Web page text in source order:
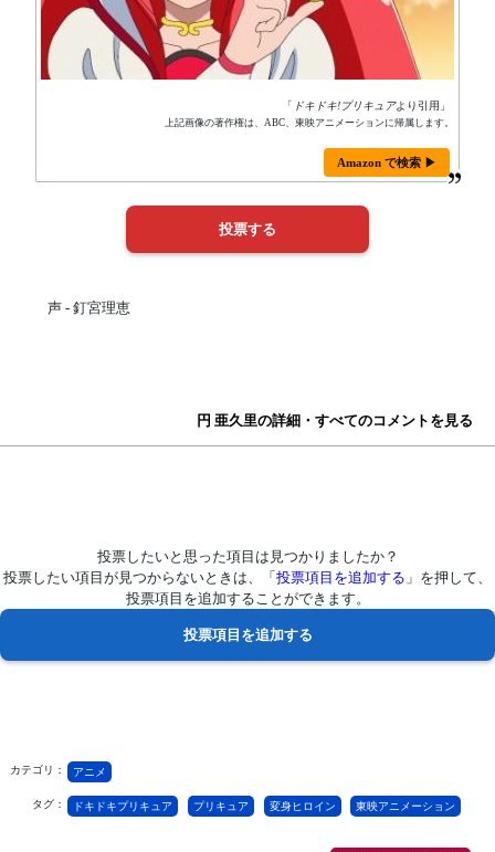
「 ドキドキ!プリキュアより引用」
上記画像の著作権は、ABC、東映アニメーションに帰属します。
Amazon で検索 ▶
声 - 釘宮理恵
円 亜久里の詳細・すべてのコメントを見る
投票したいと思った項目は見つかりましたか？
投票したい項目が見つからないときは、「 投票項目を追加する 」を押して、
投票項目を追加することができます。
カテゴリ： アニメ
タグ： ドキドキプリキュア プリキュア 変身ヒロイン 東映アニメーション